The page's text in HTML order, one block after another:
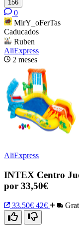
156
0
MirY_oFerTas
Caducados
Ruben
AliExpress
2 meses
AliExpress
INTEX Centro
por 33,50€
33.50€ 42€